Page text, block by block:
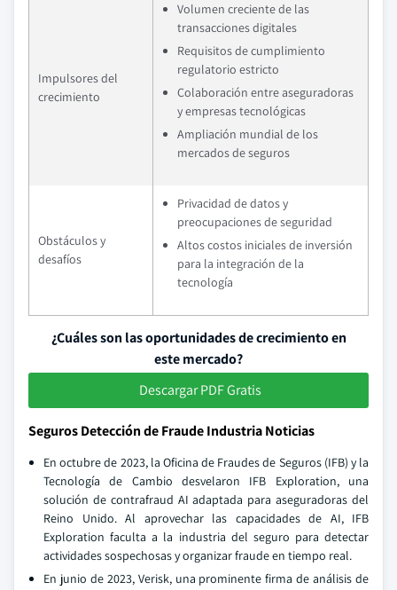
Impulsores del
crecimiento
Volumen creciente de las
transacciones digitales
Requisitos de cumplimiento
regulatorio estricto
Colaboración entre aseguradoras
y empresas tecnológicas
Ampliación mundial de los
mercados de seguros
Obstáculos y
desafíos
Privacidad de datos y
preocupaciones de seguridad
Altos costos iniciales de inversión
para la integración de la
tecnología
¿Cuáles son las oportunidades de crecimiento en
este mercado?
Descargar PDF Gratis
Seguros Detección de Fraude Industria Noticias
En octubre de 2023, la Oficina de Fraudes de Seguros (IFB) y la
Tecnología de Cambio desvelaron IFB Exploration, una
solución de contrafraud AI adaptada para aseguradoras del
Reino Unido. Al aprovechar las capacidades de AI, IFB
Exploration faculta a la industria del seguro para detectar
actividades sospechosas y organizar fraude en tiempo real.
En junio de 2023, Verisk, una prominente firma de análisis de